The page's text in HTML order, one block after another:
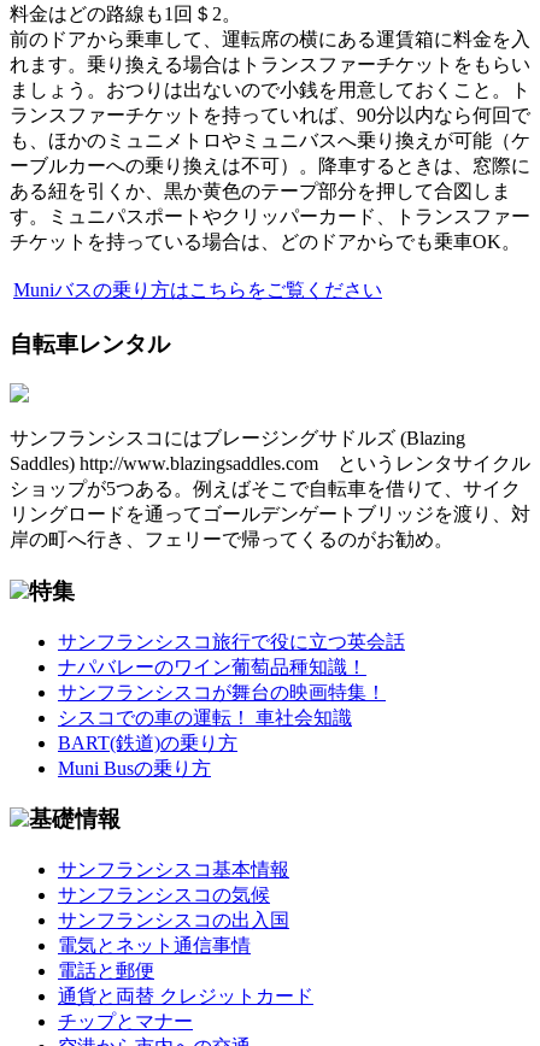
料金はどの路線も1回＄2。
前のドアから乗車して、運転席の横にある運賃箱に料金を入
れます。乗り換える場合はトランスファーチケットをもらい
ましょう。おつりは出ないので小銭を用意しておくこと。ト
ランスファーチケットを持っていれば、90分以内なら何回で
も、ほかのミュニメトロやミュニバスへ乗り換えが可能（ケ
ーブルカーへの乗り換えは不可）。降車するときは、窓際に
ある紐を引くか、黒か黄色のテープ部分を押して合図しま
す。ミュニパスポートやクリッパーカード、トランスファー
チケットを持っている場合は、どのドアからでも乗車OK。
Muniバスの乗り方はこちらをご覧ください
自転車レンタル
サンフランシスコにはブレージングサドルズ (Blazing
Saddles) http://www.blazingsaddles.com というレンタサイクル
ショップが5つある。例えばそこで自転車を借りて、サイク
リングロードを通ってゴールデンゲートブリッジを渡り、対
岸の町へ行き、フェリーで帰ってくるのがお勧め。
特集
サンフランシスコ旅行で役に立つ英会話
ナパバレーのワイン葡萄品種知識！
サンフランシスコが舞台の映画特集！
シスコでの車の運転！ 車社会知識
BART(鉄道)の乗り方
Muni Busの乗り方
基礎情報
サンフランシスコ基本情報
サンフランシスコの気候
サンフランシスコの出入国
電気とネット通信事情
電話と郵便
通貨と両替 クレジットカード
チップとマナー